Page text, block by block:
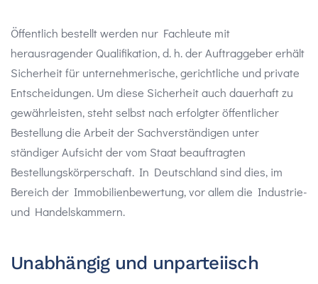
Öffentlich bestellt werden nur Fachleute mit
herausragender Qualifikation, d. h. der Auftraggeber erhält
Sicherheit für unternehmerische, gerichtliche und private
Entscheidungen. Um diese Sicherheit auch dauerhaft zu
gewährleisten, steht selbst nach erfolgter öffentlicher
Bestellung die Arbeit der Sachverständigen unter
ständiger Aufsicht der vom Staat beauftragten
Bestellungskörperschaft. In Deutschland sind dies, im
Bereich der Immobilienbewertung, vor allem die Industrie-
und Handelskammern.
Unabhängig und unparteiisch